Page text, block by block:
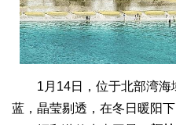
1月14日，位于北部湾海
蓝，晶莹剔透，在冬日暖阳